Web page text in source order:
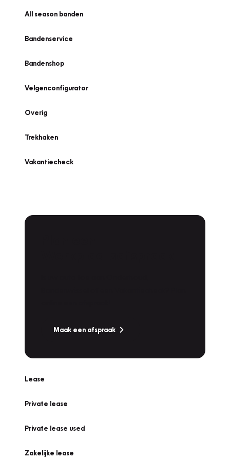
All season banden
Bandenservice
Bandenshop
Velgenconfigurator
Overig
Trekhaken
Vakantiecheck
Maak een afspraak
Lease
Private lease
Private lease used
Zakelijke lease